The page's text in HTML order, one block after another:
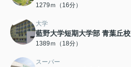
1279ｍ（16分）
大学
藍野大学短期大学部 青葉丘校
1389ｍ（18分）
スーパー